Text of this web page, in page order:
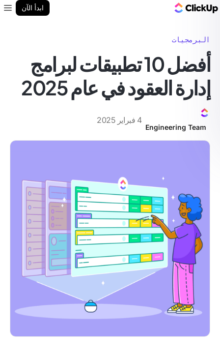
ابدأ الآن
البرمجيات
أفضل 10 تطبيقات لبرامج
إدارة العقود في عام 2025
Engineering Team
4 فبراير 2025